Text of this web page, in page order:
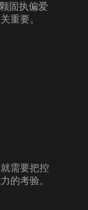
固执偏爱
重要。
需要把控
的考验。